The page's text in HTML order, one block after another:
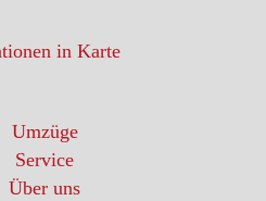
Umzüge
Service
Über uns